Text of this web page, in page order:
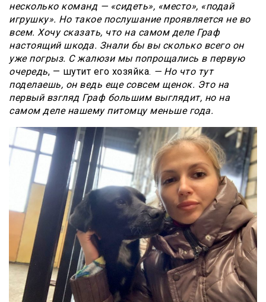
несколько команд — «сидеть», «место», «подай
игрушку». Но такое послушание проявляется не во
всем. Хочу сказать, что на самом деле Граф
настоящий шкода. Знали бы вы сколько всего он
уже погрыз. С жалюзи мы попрощались в первую
очередь, — шутит его хозяйка. — Но что тут
поделаешь, он ведь еще совсем щенок. Это на
первый взгляд Граф большим выглядит, но на
самом деле нашему питомцу меньше года.